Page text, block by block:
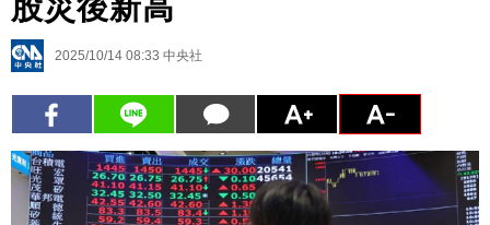
股災後新高
2025/10/14 08:33 中央社